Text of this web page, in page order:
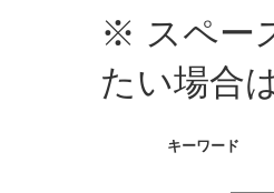
※ スペー
たい場合
キーワード